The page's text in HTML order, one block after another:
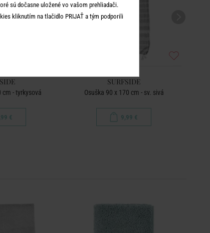
cm - tyrkysová
€
SURFSIDE
Osuška 90 x 170 cm - sv. sivá
9,99 €
sú dočasne uložené vo vašom prehliadači.
kliknutím na tlačidlo PRIJAŤ a tým podporili